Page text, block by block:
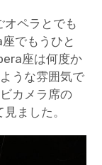
ペラとでも
でもうひと
座は何度か
うな雰囲気で
カメラ席の
ました。